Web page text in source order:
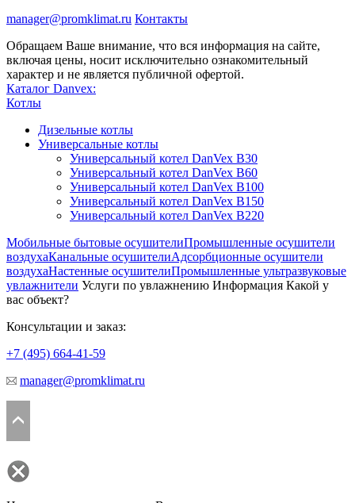
manager@promklimat.ru Контакты
Обращаем Ваше внимание, что вся информация на сайте,
включая цены, носит исключительно ознакомительный
характер и не является публичной офертой.
Каталог Danvex:
Котлы
Дизельные котлы
Универсальные котлы
Универсальный котел DanVex B30
Универсальный котел DanVex B60
Универсальный котел DanVex B100
Универсальный котел DanVex B150
Универсальный котел DanVex B220
Мобильные бытовые осушителиПромышленные осушители
воздухаКанальные осушителиАдсорбционные осушители
воздухаНастенные осушителиПромышленные ультразвуковые
увлажнители Услуги по увлажнению Информация Какой у
вас объект?
Консультации и заказ:
+7 (495) 664-41-59
manager@promklimat.ru